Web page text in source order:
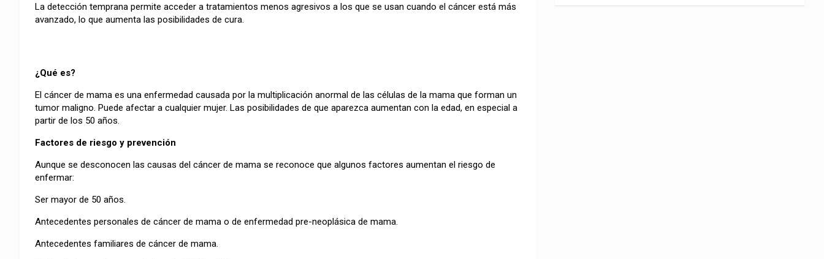
La detección temprana permite acceder a tratamientos menos agresivos a los que se usan cuando el cáncer está más
avanzado, lo que aumenta las posibilidades de cura.
¿Qué es?
El cáncer de mama es una enfermedad causada por la multiplicación anormal de las células de la mama que forman un
tumor maligno. Puede afectar a cualquier mujer. Las posibilidades de que aparezca aumentan con la edad, en especial a
partir de los 50 años.
Factores de riesgo y prevención
Aunque se desconocen las causas del cáncer de mama se reconoce que algunos factores aumentan el riesgo de
enfermar:
Ser mayor de 50 años.
Antecedentes personales de cáncer de mama o de enfermedad pre-neoplásica de mama.
Antecedentes familiares de cáncer de mama.